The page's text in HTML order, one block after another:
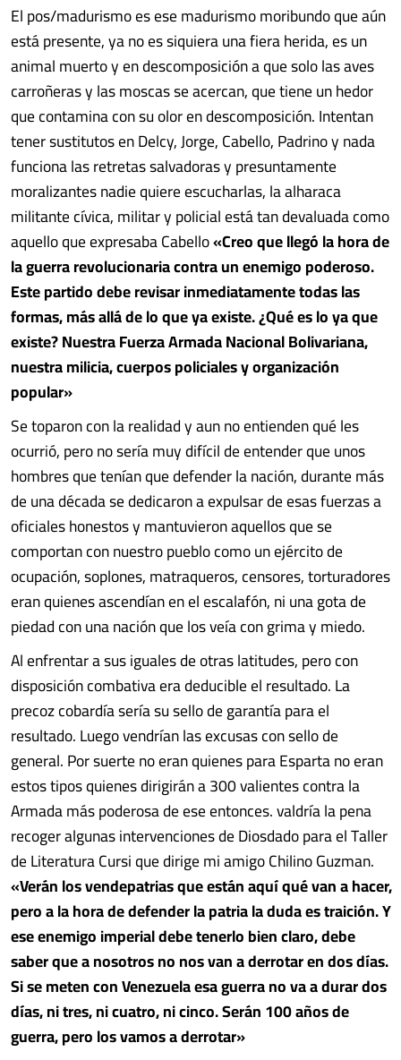
El pos/madurismo es ese madurismo moribundo que aún
está presente, ya no es siquiera una fiera herida, es un
animal muerto y en descomposición a que solo las aves
carroñeras y las moscas se acercan, que tiene un hedor
que contamina con su olor en descomposición. Intentan
tener sustitutos en Delcy, Jorge, Cabello, Padrino y nada
funciona las retretas salvadoras y presuntamente
moralizantes nadie quiere escucharlas, la alharaca
militante cívica, militar y policial está tan devaluada como
aquello que expresaba Cabello«Creo que llegó la hora de
la guerra revolucionaria contra un enemigo poderoso.
Este partido debe revisar inmediatamente todas las
formas, más allá de lo que ya existe. ¿Qué es lo ya que
existe? Nuestra Fuerza Armada Nacional Bolivariana,
nuestra milicia, cuerpos policiales y organización
popular»
Se toparon con la realidad y aun no entienden qué les
ocurrió, pero no sería muy difícil de entender que unos
hombres que tenían que defender la nación, durante más
de una década se dedicaron a expulsar de esas fuerzas a
oficiales honestos y mantuvieron aquellos que se
comportan con nuestro pueblo como un ejército de
ocupación, soplones, matraqueros, censores, torturadores
eran quienes ascendían en el escalafón, ni una gota de
piedad con una nación que los veía con grima y miedo.
Al enfrentar a sus iguales de otras latitudes, pero con
disposición combativa era deducible el resultado. La
precoz cobardía sería su sello de garantía para el
resultado. Luego vendrían las excusas con sello de
general. Por suerte no eran quienes para Esparta no eran
estos tipos quienes dirigirán a 300 valientes contra la
Armada más poderosa de ese entonces. valdría la pena
recoger algunas intervenciones de Diosdado para el Taller
de Literatura Cursi que dirige mi amigo Chilino Guzman.
«Verán los vendepatrias que están aquí qué van a hacer,
pero a la hora de defender la patria la duda es traición. Y
ese enemigo imperial debe tenerlo bien claro, debe
saber que a nosotros no nos van a derrotar en dos días.
Si se meten con Venezuela esa guerra no va a durar dos
días, ni tres, ni cuatro, ni cinco. Serán 100 años de
guerra, pero los vamos a derrotar»